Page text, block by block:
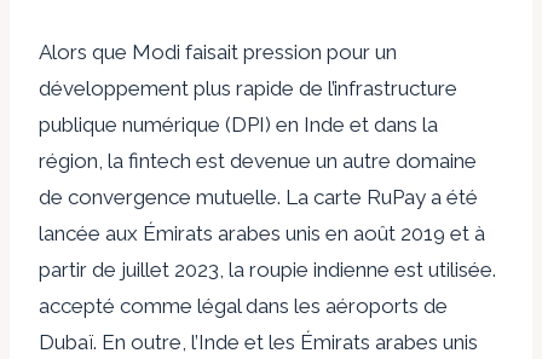
Alors que Modi faisait pression pour un
développement plus rapide de l’infrastructure
publique numérique (DPI) en Inde et dans la
région, la fintech est devenue un autre domaine
de convergence mutuelle. La carte RuPay a été
lancée aux Émirats arabes unis en août 2019 et à
partir de juillet 2023, la roupie indienne est utilisée.
accepté comme légal dans les aéroports de
Dubaï. En outre, l’Inde et les Émirats arabes unis